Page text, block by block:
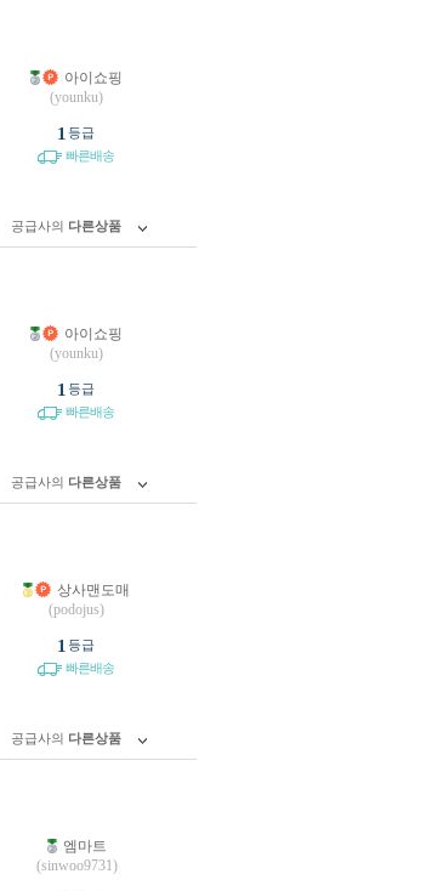
아이쇼핑
(younku)
1 등급
빠른배송
공급사의 다른상품
아이쇼핑
(younku)
1 등급
빠른배송
공급사의 다른상품
상사맨도매
(podojus)
1 등급
빠른배송
공급사의 다른상품
엠마트
(sinwoo9731)